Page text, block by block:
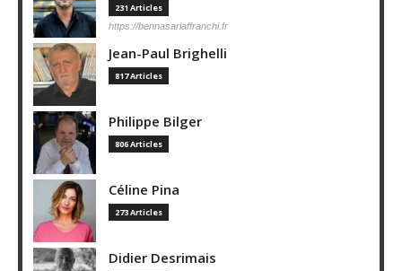
231 Articles
https://bennasarlaffranchi.fr
Jean-Paul Brighelli
817 Articles
Philippe Bilger
806 Articles
Céline Pina
273 Articles
Didier Desrimais